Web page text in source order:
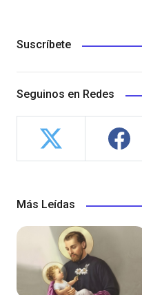
Suscríbete
Seguinos en Redes
Más Leídas